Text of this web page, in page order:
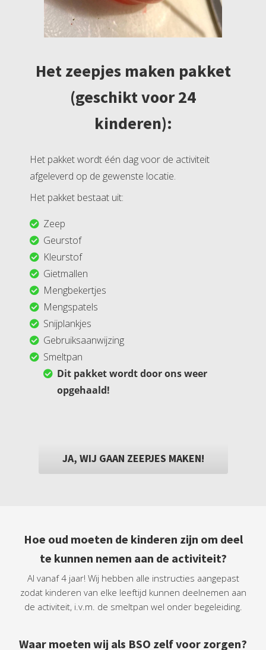
Het zeepjes maken pakket
(geschikt voor 24
kinderen):
Het pakket wordt één dag voor de activiteit
afgeleverd op de gewenste locatie.
Het pakket bestaat uit:
Zeep
Geurstof
Kleurstof
Gietmallen
Mengbekertjes
Mengspatels
Snijplankjes
Gebruiksaanwijzing
Smeltpan
Dit pakket wordt door ons weer
opgehaald!
JA, WIJ GAAN ZEEPJES MAKEN!
Hoe oud moeten de kinderen zijn om deel
te kunnen nemen aan de activiteit?
Al vanaf 4 jaar! Wij hebben alle instructies aangepast
zodat kinderen van elke leeftijd kunnen deelnemen aan
de activiteit, i.v.m. de smeltpan wel onder begeleiding.
Waar moeten wij als BSO zelf voor zorgen?